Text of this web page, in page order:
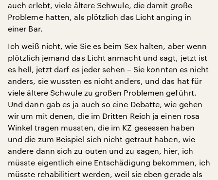
auch erlebt, viele ältere Schwule, die damit große
Probleme hatten, als plötzlich das Licht anging in
einer Bar.
Ich weiß nicht, wie Sie es beim Sex halten, aber wenn
plötzlich jemand das Licht anmacht und sagt, jetzt ist
es hell, jetzt darf es jeder sehen – Sie konnten es nicht
anders, sie wussten es nicht anders, und das hat für
viele ältere Schwule zu großen Problemen geführt.
Und dann gab es ja auch so eine Debatte, wie gehen
wir um mit denen, die im Dritten Reich ja einen rosa
Winkel tragen mussten, die im KZ gesessen haben
und die zum Beispiel sich nicht getraut haben, wie
andere dann sich zu outen und zu sagen, hier, ich
müsste eigentlich eine Entschädigung bekommen, ich
müsste rehabilitiert werden, weil sie eben gerade als